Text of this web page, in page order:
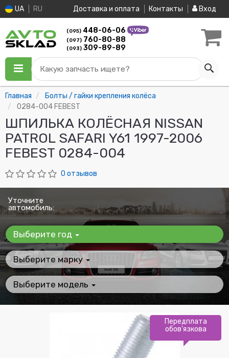
UA RU Доставка и оплата Контакты Вход
(095) 448-06-06
(097) 760-80-88
(093) 309-89-89
Какую запчасть ищете?
Главная
Болты / гайки крепления колёса
0284-004 FEBEST
ШПИЛЬКА КОЛЁСНАЯ NISSAN
PATROL SAFARI Y61 1997-2006
FEBEST 0284-004
0 отзывов
Уточните
автомобиль:
Выберите год
Выберите марку
Выберите модель
Передплата
обов'язкова